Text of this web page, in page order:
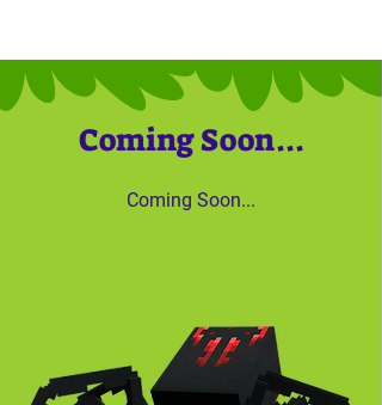
Coming Soon...
Coming Soon...